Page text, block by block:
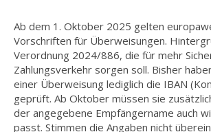
Ab dem 1. Oktober 2025 gelten europaweit neue
Vorschriften für Überweisungen.
Verordnung 2024/886, die für mehr
Zahlungsverkehr sorgen soll. Bisher
einer Überweisung lediglich die IBAN
geprüft. Ab Oktober müssen sie
der angegebene Empfängername auch
passt. Stimmen die Angaben nicht